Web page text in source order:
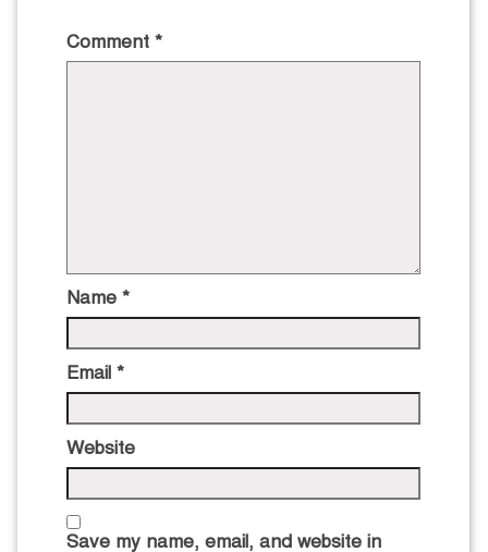
Comment *
Name *
Email *
Website
Save my name, email, and website in